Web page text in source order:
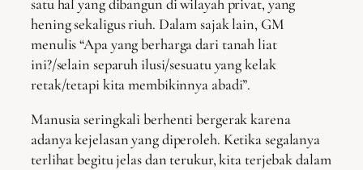
satu hal yang dibangun di wilayah privat, yang
hening sekaligus riuh. Dalam sajak lain, GM
menulis “Apa yang berharga dari tanah liat
ini?/selain separuh ilusi/sesuatu yang kelak
retak/tetapi kita membikinnya abadi”.
Manusia seringkali berhenti bergerak karena
adanya kejelasan yang diperoleh. Ketika segalanya
terlihat begitu jelas dan terukur, kita terjebak dalam